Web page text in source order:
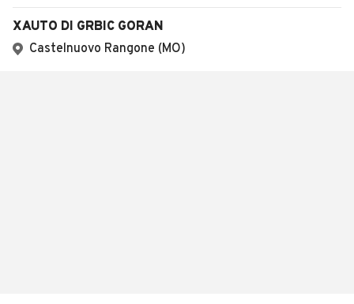
XAUTO DI GRBIC GORAN
Castelnuovo Rangone (MO)